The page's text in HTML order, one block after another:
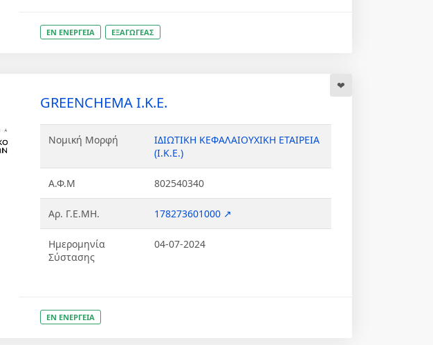
ΕΝ ΕΝΕΡΓΕΙΑ ΕΞΑΓΩΓΕΑΣ
GREENCHEMA Ι.Κ.Ε.
Νομική Μορφή
ΙΔΙΩΤΙΚΗ ΚΕΦΑΛΑΙΟΥΧΙΚΗ ΕΤΑΙΡΕΙΑ
(Ι.Κ.Ε.)
Α.Φ.Μ 802540340
Αρ. Γ.Ε.ΜΗ. 178273601000 ↗
Ημερομηνία
Σύστασης
04-07-2024
ΕΝ ΕΝΕΡΓΕΙΑ